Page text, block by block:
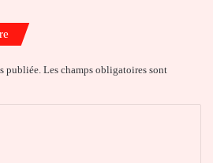
publiée. Les champs obligatoires sont